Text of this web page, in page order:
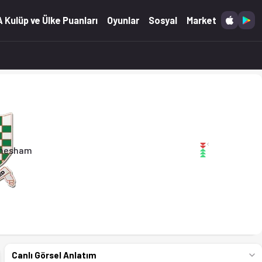
Kulüp ve Ülke Puanları Oyunlar Sosyal Market
Canlı Görsel Anlatım